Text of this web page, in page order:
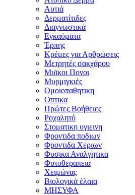
Αυτιά
Δερματίτιδες
Διαγνωστικά
Εγκαύματα
Έρπης
Κρέμες για Αρθρώσεις
Μετρητές σακχάρου
Μυϊκοι Πονοι
Μυρμιγκιές
Ομοιοπαθητικη
Οπτικα
Πρώτες Βοήθειες
Ροχαλητό
Στοματικη υγιεινη
Φροντιδα ποδιων
Φροντιδα Χεριων
Φυσικα Αναλγητικα
Φυτοθεραπεια
Χειμώνας
Βιολογικά έλαια
ΜΗΣΥΦΑ